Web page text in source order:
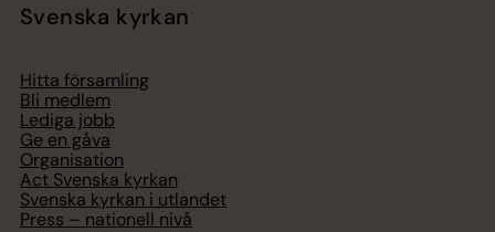
Svenska kyrkan
Hitta församling
Bli medlem
Lediga jobb
Ge en gåva
Organisation
Act Svenska kyrkan
Svenska kyrkan i utlandet
Press – nationell nivå